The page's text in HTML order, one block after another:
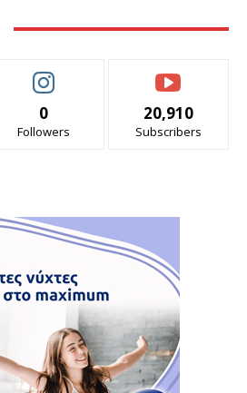
0
Followers
20,910
Subscribers